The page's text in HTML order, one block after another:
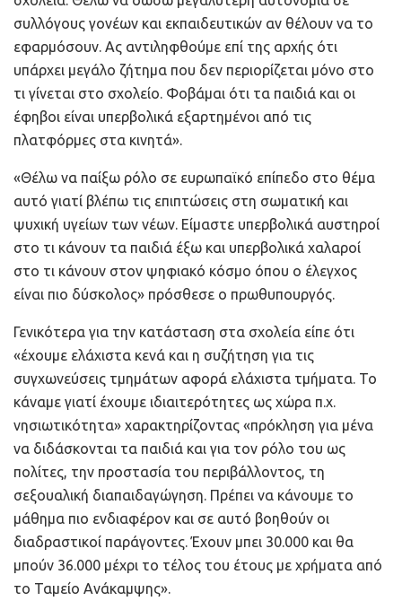
συλλόγους γονέων και εκπαιδευτικών αν θέλουν να το
εφαρμόσουν. Ας αντιληφθούμε επί της αρχής ότι
υπάρχει μεγάλο ζήτημα που δεν περιορίζεται μόνο στο
τι γίνεται στο σχολείο. Φοβάμαι ότι τα παιδιά και οι
έφηβοι είναι υπερβολικά εξαρτημένοι από τις
πλατφόρμες στα κινητά».
«Θέλω να παίξω ρόλο σε ευρωπαϊκό επίπεδο στο θέμα
αυτό γιατί βλέπω τις επιπτώσεις στη σωματική και
ψυχική υγείων των νέων. Είμαστε υπερβολικά αυστηροί
στο τι κάνουν τα παιδιά έξω και υπερβολικά χαλαροί
στο τι κάνουν στον ψηφιακό κόσμο όπου ο έλεγχος
είναι πιο δύσκολος» πρόσθεσε ο πρωθυπουργός.
Γενικότερα για την κατάσταση στα σχολεία είπε ότι
«έχουμε ελάχιστα κενά και η συζήτηση για τις
συγχωνεύσεις τμημάτων αφορά ελάχιστα τμήματα. Το
κάναμε γιατί έχουμε ιδιαιτερότητες ως χώρα π.χ.
νησιωτικότητα» χαρακτηρίζοντας «πρόκληση για μένα
να διδάσκονται τα παιδιά και για τον ρόλο του ως
πολίτες, την προστασία του περιβάλλοντος, τη
σεξουαλική διαπαιδαγώγηση. Πρέπει να κάνουμε το
μάθημα πιο ενδιαφέρον και σε αυτό βοηθούν οι
διαδραστικοί παράγοντες. Έχουν μπει 30.000 και θα
μπούν 36.000 μέχρι το τέλος του έτους με χρήματα από
το Ταμείο Ανάκαμψης».